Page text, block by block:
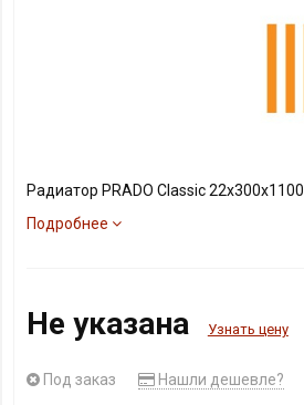
Радиатор PRADO Classic 22х300х1100
Подробнее
Не указана Узнать цену
Под заказ Нашли дешевле?